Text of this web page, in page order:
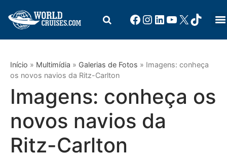
Início » Multimídia » Galerias de Fotos » Imagens: conheça
os novos navios da Ritz-Carlton
Imagens: conheça os
novos navios da
Ritz-Carlton